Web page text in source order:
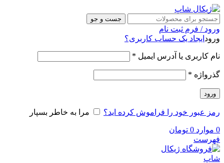
جست و جو
ورود / فرم ثبت نام
ورود ایجاد یک حساب کاربری؟
نام کاربری یا آدرس ایمیل *
گذرواژه *
ورود
رمز عبور خود را فراموش کرده اید؟ مرا به خاطر بسپار
0 موارد 0 تومان
فهرست